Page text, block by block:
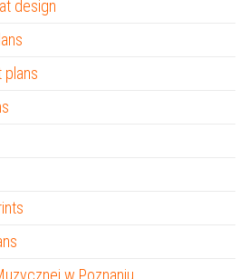
design
plans
w Poznaniu